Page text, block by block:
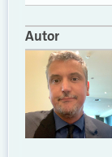
Autor